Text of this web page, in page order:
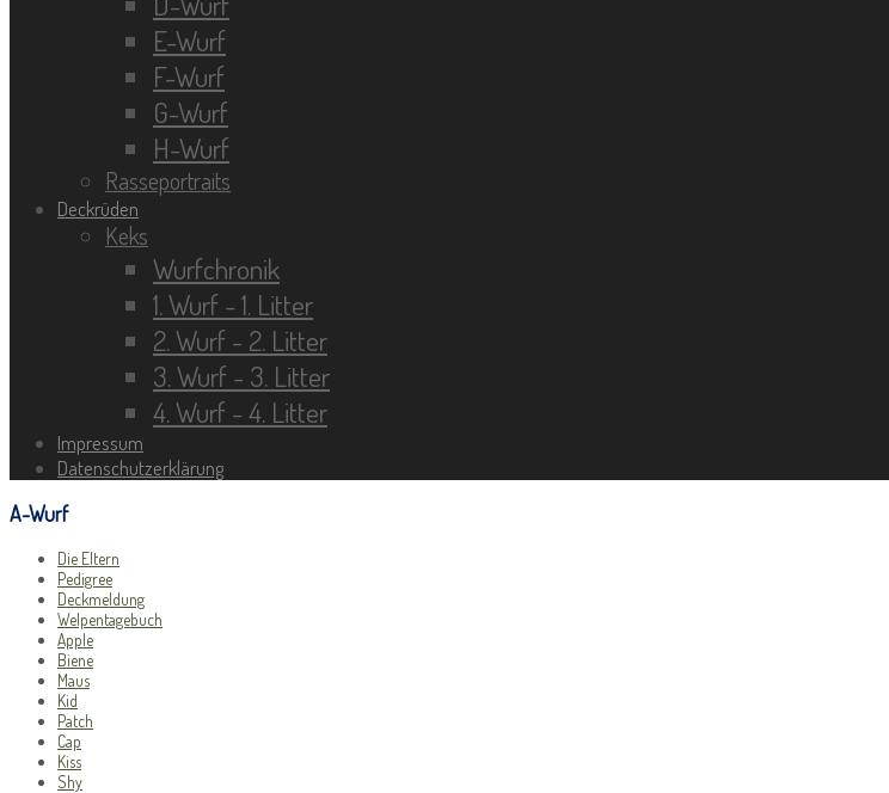
E-Wurf
F-Wurf
G-Wurf
H-Wurf
Rasseportraits
Deckrüden
Keks
Wurfchronik
1. Wurf - 1. Litter
2. Wurf - 2. Litter
3. Wurf - 3. Litter
4. Wurf - 4. Litter
Impressum
Datenschutzerklärung
A-Wurf
Die Eltern
Pedigree
Deckmeldung
Welpentagebuch
Apple
Biene
Maus
Kid
Patch
Cap
Kiss
Shy